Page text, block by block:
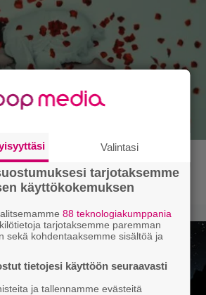
palaa rytinällä –
julki
Valintasi
tarjotaksemme
käyttökokemuksen
88 teknologiakumppania
tarjotaksemme paremman
sekä kohdentaaksemme sisältöä ja
tietojesi käyttöön seuraavasti
ja tallennamme evästeitä